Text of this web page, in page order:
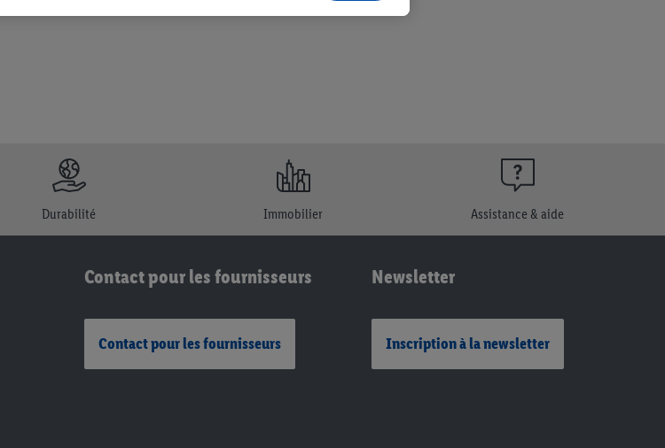
Durabilité Immobilier Assistance & aide
Contact pour les fournisseurs
Contact pour les fournisseurs
Newsletter
Inscription à la newsletter